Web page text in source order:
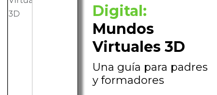
Digital:
Mundos
Virtuales 3D
Una guía para padres
y formadores